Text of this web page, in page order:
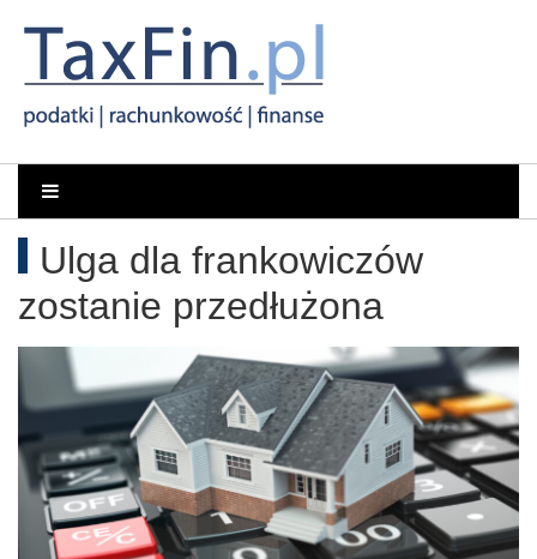
Rachunkowość,
Podatki,
VAT,
Orzeczenia
NSA
i
WSA
Portal
dla
księgowych
Ulga dla frankowiczów
zostanie przedłużona